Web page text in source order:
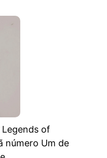
of
número Um de